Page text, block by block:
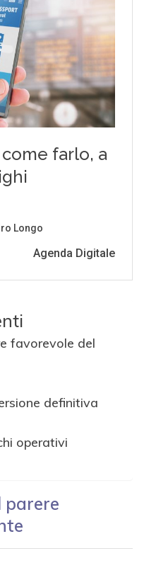
favorevole del
definitiva
operativi
parere